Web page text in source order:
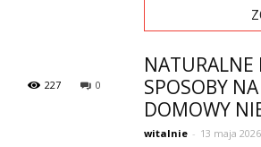
0
227
NATURALNE
SPOSOBY
DOMOWY
witalnie - 13 maja 2026